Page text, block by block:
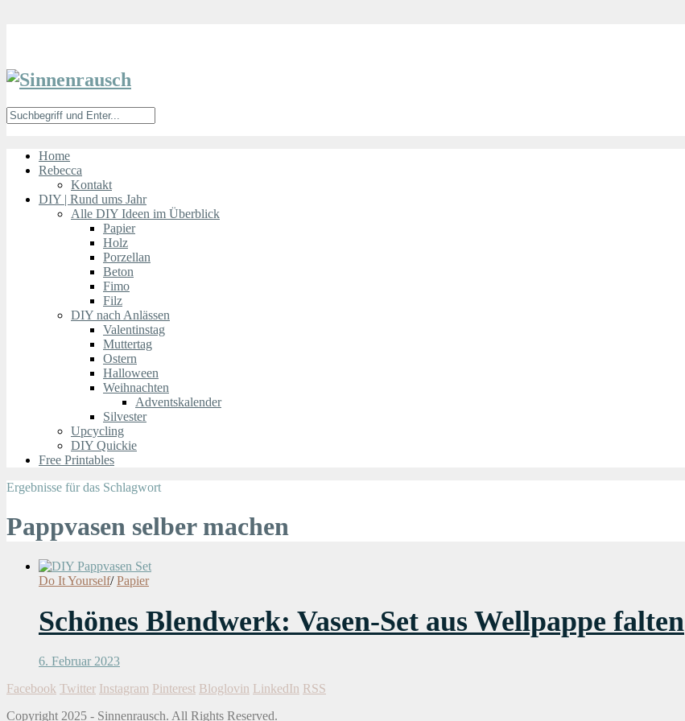
Home
Rebecca
Kontakt
DIY | Rund ums Jahr
Alle DIY Ideen im Überblick
Papier
Holz
Porzellan
Beton
Fimo
Filz
DIY nach Anlässen
Valentinstag
Muttertag
Ostern
Halloween
Weihnachten
Adventskalender
Silvester
Upcycling
DIY Quickie
Free Printables
Ergebnisse für das Schlagwort
Pappvasen selber machen
Do It Yourself/ Papier
Schönes Blendwerk: Vasen-Set aus Wellpappe falten
6. Februar 2023
Facebook Twitter Instagram Pinterest Bloglovin LinkedIn RSS
Copyright 2025 - Sinnenrausch. All Rights Reserved.